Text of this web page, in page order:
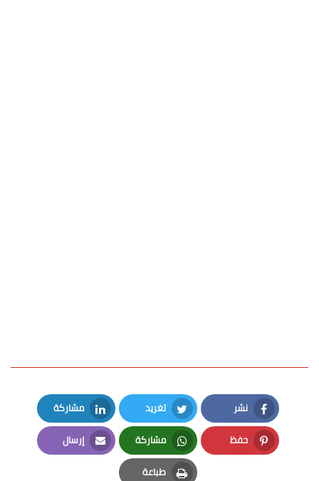
نشر
Facebook
تغريد
Twitter
مشاركة
LinkedIn
حفظ
Pinterest
مشاركة
Whatsapp
إرسال
Email
طباعة